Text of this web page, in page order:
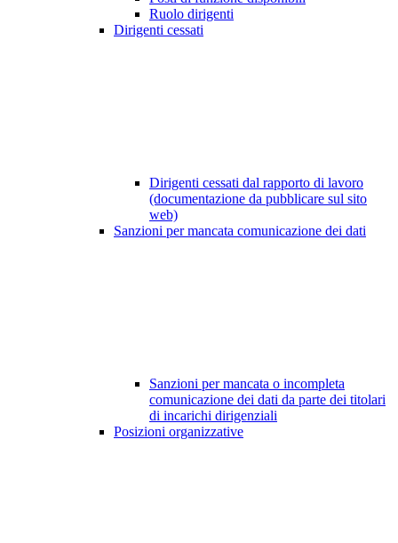
Ruolo dirigenti
Dirigenti cessati
Dirigenti cessati dal rapporto di lavoro
(documentazione da pubblicare sul sito
web)
Sanzioni per mancata comunicazione dei dati
Sanzioni per mancata o incompleta
comunicazione dei dati da parte dei titolari
di incarichi dirigenziali
Posizioni organizzative